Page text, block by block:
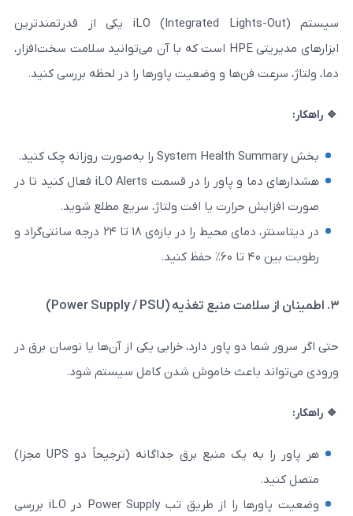
سیستم iLO (Integrated Lights-Out) یکی از قدرتمندترین
ابزارهای مدیریتی HPE است که با آن می‌توانید سلامت سخت‌افزار،
فن‌ها و وضعیت پاورها را در لحظه بررسی کنید.
هشدارهای دما و پاور را در قسمت iLO Alerts فعال کنید تا در
یا افت ولتاژ، سریع مطلع شوید.
در دیتاسنتر، دمای محیط را در بازه‌ی ۱۸ تا ۲۴ درجه سانتی‌گراد و
پاور دارد، خرابی یکی از آن‌ها یا نوسان برق در
خاموش شدن کامل سیستم شود.
هر پاور را به یک منبع برق جداگانه (ترجیحاً دو UPS مجزا)
وضعیت پاورها را از طریق تب Power Supply در iLO بررسی